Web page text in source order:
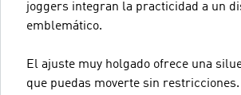
joggers integran la practicidad a un
emblemático.
El ajuste muy holgado ofrece una
que puedas moverte sin restricciones.